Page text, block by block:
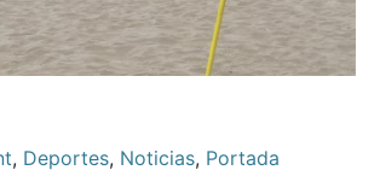
, Deportes, Noticias, Portada